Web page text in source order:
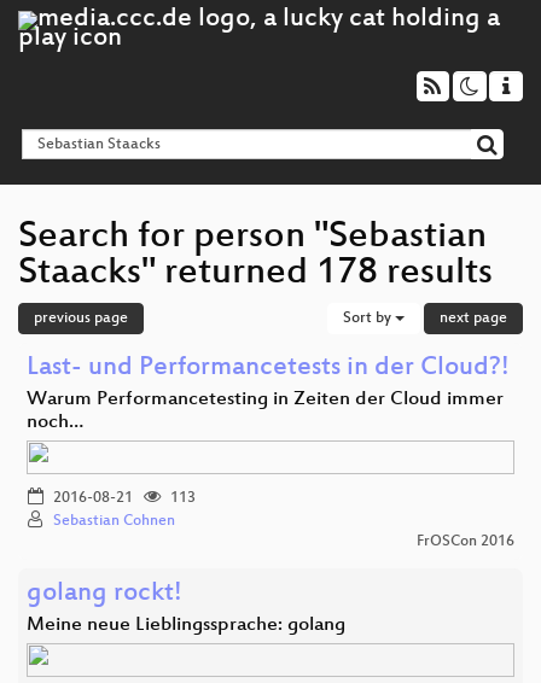
Search for person "Sebastian
Staacks" returned 178 results
previous page Sort by next page
Last- und Performancetests in der Cloud?!
Warum Performancetesting in Zeiten der Cloud immer
noch…
2016-08-21
113
Sebastian Cohnen
FrOSCon 2016
golang rockt!
Meine neue Lieblingssprache: golang